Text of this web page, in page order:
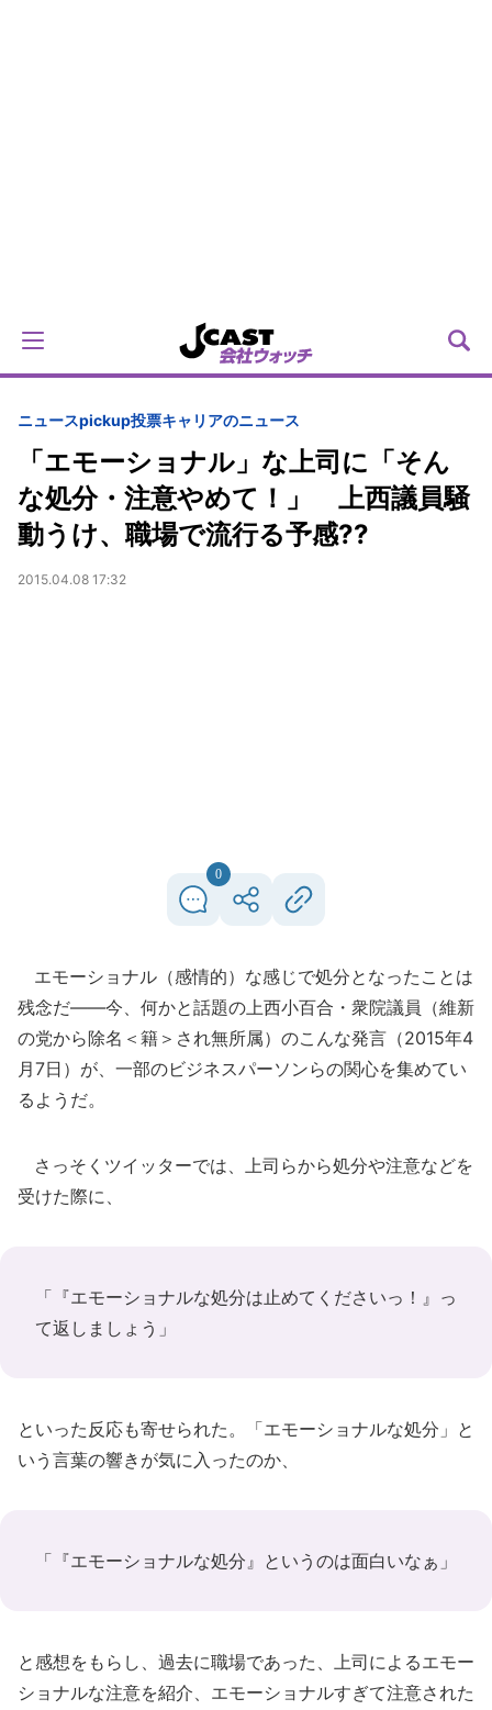
ニュースpickup投票キャリアのニュース
「エモーショナル」な上司に「そん
な処分・注意やめて！」 上西議員騒
動うけ、職場で流行る予感??
2015.04.08 17:32
0
エモーショナル（感情的）な感じで処分となったことは
残念だ――今、何かと話題の上西小百合・衆院議員（維新
の党から除名＜籍＞され無所属）のこんな発言（2015年4
月7日）が、一部のビジネスパーソンらの関心を集めてい
るようだ。
さっそくツイッターでは、上司らから処分や注意などを
受けた際に、
「『エモーショナルな処分は止めてくださいっ！』っ
て返しましょう」
といった反応も寄せられた。「エモーショナルな処分」と
いう言葉の響きが気に入ったのか、
「『エモーショナルな処分』というのは面白いなぁ」
と感想をもらし、過去に職場であった、上司によるエモー
ショナルな注意を紹介、エモーショナルすぎて注意された